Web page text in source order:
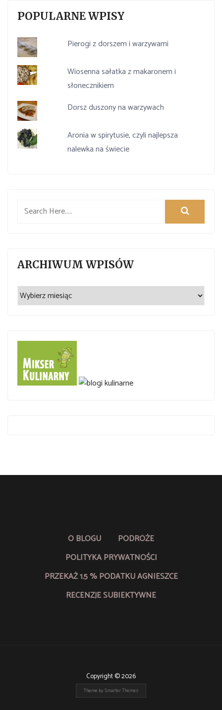
POPULARNE WPISY
Pierogi z dorszem i warzywami
Wiosenna sałatka z makaronem i
słonecznikiem
Dorsz duszony na warzywach
Aronia w spirytusie, czyli najlepsza
nalewka na świecie
ARCHIWUM WPISÓW
Archiwum
wpisów
O BLOGU
PODRÓŻE
POLITYKA PRYWATNOŚCI
PRZEKAŻ 1.5 % PODATKU AGNIESZCE
RECENZJE SUBIEKTYWNE
Copyright © 2026
Theme bySmarter Themes